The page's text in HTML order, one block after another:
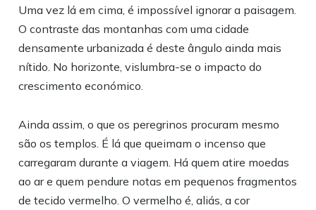
Uma vez lá em cima, é impossível ignorar a paisagem.
O contraste das montanhas com uma cidade
densamente urbanizada é deste ângulo ainda mais
nítido. No horizonte, vislumbra-se o impacto do
crescimento económico.
Ainda assim, o que os peregrinos procuram mesmo
são os templos. É lá que queimam o incenso que
carregaram durante a viagem. Há quem atire moedas
ao ar e quem pendure notas em pequenos fragmentos
de tecido vermelho. O vermelho é, aliás, a cor